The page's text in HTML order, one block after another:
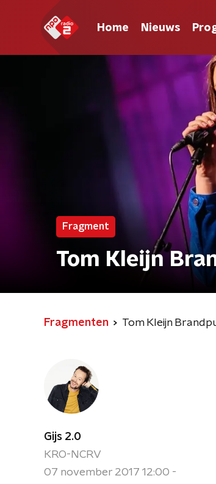
Home Nieuws
Fragment
Tom Kleijn
Fragmenten Tom Kleijn
Gijs 2.0
KRO-NCRV
07 november 2017 12:00 -